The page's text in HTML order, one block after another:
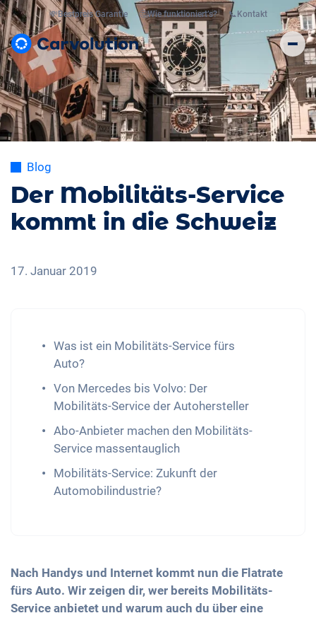
💸Bestpreis Garantie 🤔Wie funktioniert’s? 📞 Kontakt
Blog
Der Mobilitäts-Service
kommt in die Schweiz
17. Januar 2019
Was ist ein Mobilitäts-Service fürs
Auto?
Von Mercedes bis Volvo: Der
Mobilitäts-Service der Autohersteller
Abo-Anbieter machen den Mobilitäts-
Service massentauglich
Mobilitäts-Service: Zukunft der
Automobilindustrie?
Nach Handys und Internet kommt nun die Flatrate
fürs Auto. Wir zeigen dir, wer bereits Mobilitäts-
Service anbietet und warum auch du über eine